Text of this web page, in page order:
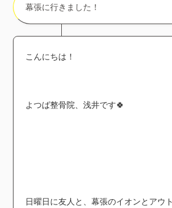
幕張に行きました！
こんにちは！
よつば整骨院、浅井です🍀
日曜日に友人と、幕張のイオンとアウ